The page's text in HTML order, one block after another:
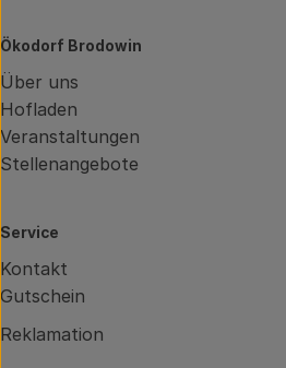
Ökodorf Brodowin
Über uns
Hofladen
Veranstaltungen
Stellenangebote
Service
Kontakt
Gutschein
Reklamation